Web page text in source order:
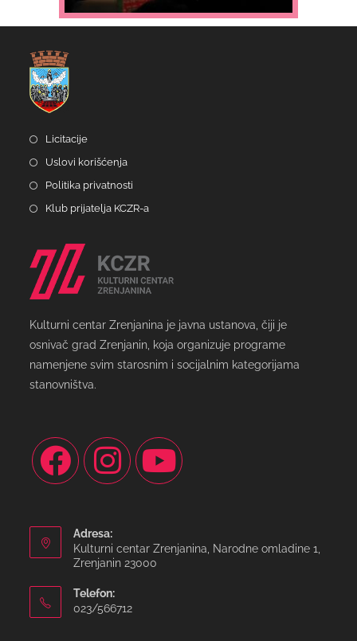
Licitacije
Uslovi korišćenja
Politika privatnosti
Klub prijatelja KCZR-a
Kulturni centar Zrenjanina je javna ustanova, čiji je
osnivač grad Zrenjanin, koja organizuje programe
namenjene svim starosnim i socijalnim kategorijama
stanovništva.
Adresa:
Kulturni centar Zrenjanina, Narodne omladine 1,
Zrenjanin 23000
Telefon:
023/566712